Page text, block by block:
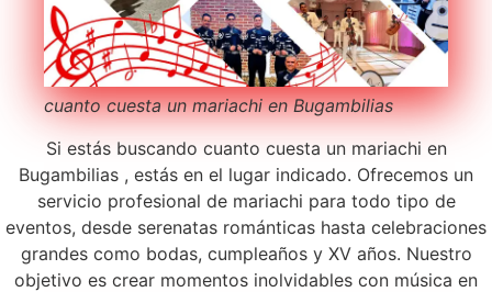
cuanto cuesta un mariachi en Bugambilias
Si estás buscando cuanto cuesta un mariachi en
Bugambilias , estás en el lugar indicado. Ofrecemos un
servicio profesional de mariachi para todo tipo de
eventos, desde serenatas románticas hasta celebraciones
grandes como bodas, cumpleaños y XV años. Nuestro
objetivo es crear momentos inolvidables con música en